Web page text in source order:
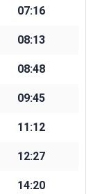
07:16
08:13
08:48
09:45
11:12
12:27
14:20